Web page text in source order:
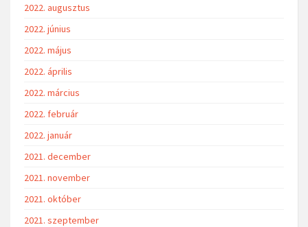
2022. augusztus
2022. június
2022. május
2022. április
2022. március
2022. február
2022. január
2021. december
2021. november
2021. október
2021. szeptember